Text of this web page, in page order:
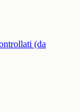
(da